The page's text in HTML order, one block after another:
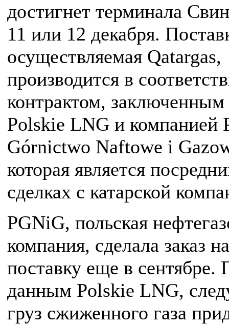
достигнет терминала
11 или 12 декабря.
осуществляемая Qatargas,
производится в
контрактом,
Polskie LNG и компанией
Górnictwo Naftowe i
которая является
сделках с катарской
PGNiG, польская
компания, сделала заказ на
поставку еще в сентябре.
данным Polskie LNG,
груз сжиженного газа